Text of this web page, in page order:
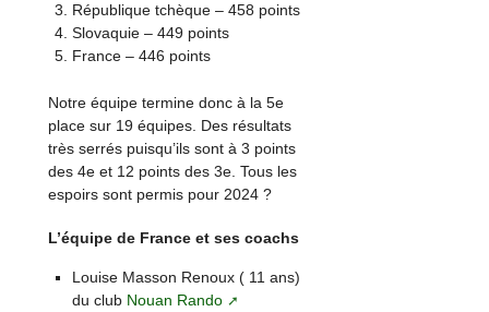
République tchèque – 458 points
Slovaquie – 449 points
France – 446 points
Notre équipe termine donc à la 5e
place sur 19 équipes. Des résultats
très serrés puisqu’ils sont à 3 points
des 4e et 12 points des 3e. Tous les
espoirs sont permis pour 2024 ?
L’équipe de France et ses coachs
Louise Masson Renoux ( 11 ans)
du club Nouan Rando